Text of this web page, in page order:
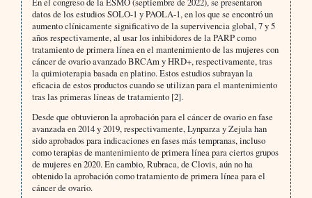
datos de los estudios SOLO-1 y PAOLA-1, en los que se encontró un
aumento clínicamente significativo de la supervivencia global, 7 y 5
años respectivamente, al usar los inhibidores de la PARP como
tratamiento de primera línea en el mantenimiento de las mujeres con
cáncer de ovario avanzado BRCAm y HRD+, respectivamente, tras
la quimioterapia basada en platino. Estos estudios subrayan la
eficacia de estos productos cuando se utilizan para el mantenimiento
tras las primeras líneas de tratamiento [2].
Desde que obtuvieron la aprobación para el cáncer de ovario en fase
avanzada en 2014 y 2019, respectivamente, Lynparza y Zejula han
sido aprobados para indicaciones en fases más tempranas, incluso
como terapias de mantenimiento de primera línea para ciertos grupos
de mujeres en 2020. En cambio, Rubraca, de Clovis, aún no ha
obtenido la aprobación como tratamiento de primera línea para el
cáncer de ovario.